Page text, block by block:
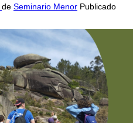
de Seminario Menor Publicado